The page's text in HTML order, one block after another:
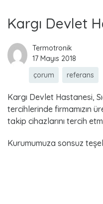
Kargı Devlet
Termotronik
17 Mayıs 2018
çorum
referans
Kargı Devlet Hastanesi,
tercihlerinde firmamızın
takip cihazlarını tercih
Kurumumuza sonsuz